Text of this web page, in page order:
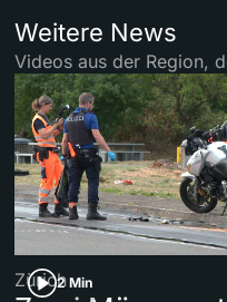
Weitere News
Videos aus der Region,
2 Min
Zürich